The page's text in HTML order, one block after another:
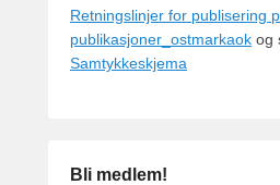
Retningslinjer for publisering
publikasjoner_ostmarkaok og
Samtykkeskjema
Bli medlem!